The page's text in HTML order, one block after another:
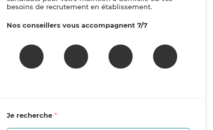
besoins de recrutement en établissement.
Nos conseillers vous accompagnent 7/7
Je recherche